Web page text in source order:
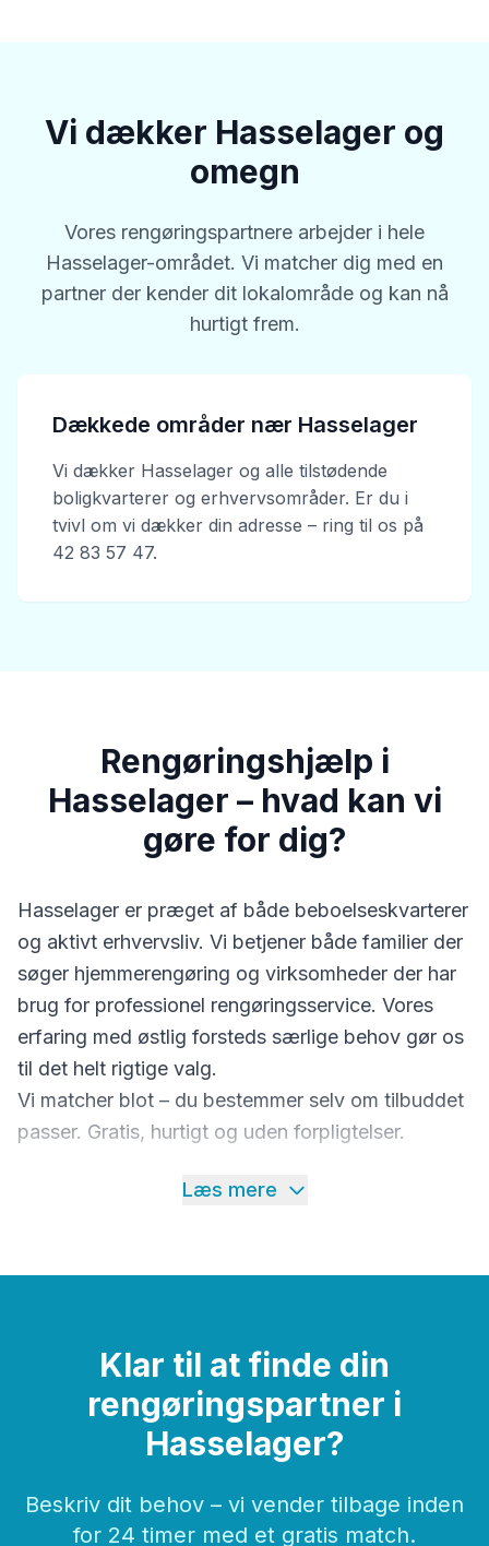
Vi dækker Hasselager og
omegn
Vores rengøringspartnere arbejder i hele
Hasselager-området. Vi matcher dig med en
partner der kender dit lokalområde og kan nå
hurtigt frem.
Dækkede områder nær Hasselager
Vi dækker Hasselager og alle tilstødende
boligkvarterer og erhvervsområder. Er du i
tvivl om vi dækker din adresse – ring til os på
42 83 57 47.
Rengøringshjælp i
Hasselager – hvad kan vi
gøre for dig?
Hasselager er præget af både beboelseskvarterer
og aktivt erhvervsliv. Vi betjener både familier der
søger hjemmerengøring og virksomheder der har
brug for professionel rengøringsservice. Vores
erfaring med østlig forsteds særlige behov gør os
til det helt rigtige valg.
Vi matcher blot – du bestemmer selv om tilbuddet
passer. Gratis, hurtigt og uden forpligtelser.
Læs mere
Klar til at finde din
rengøringspartner i
Hasselager?
Beskriv dit behov – vi vender tilbage inden
for 24 timer med et gratis match.